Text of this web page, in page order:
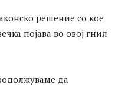
решение со кое
појава во овој гнил
да